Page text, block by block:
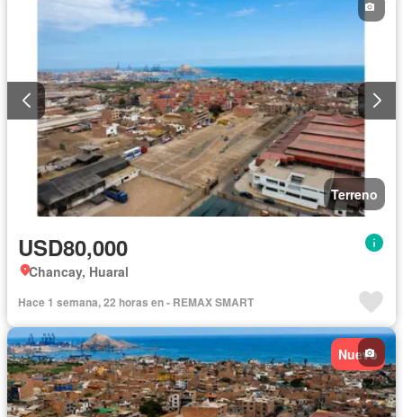
Terreno
USD80,000
Chancay, Huaral
Hace 1 semana, 22 horas en - REMAX SMART
Nuevo